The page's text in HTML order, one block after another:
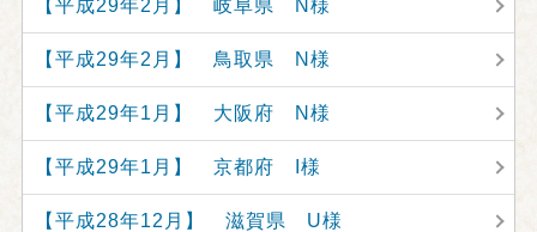
【平成29年2月】 岐阜県 N様
【平成29年2月】 鳥取県 N様
【平成29年1月】 大阪府 N様
【平成29年1月】 京都府 I様
【平成28年12月】 滋賀県 U様